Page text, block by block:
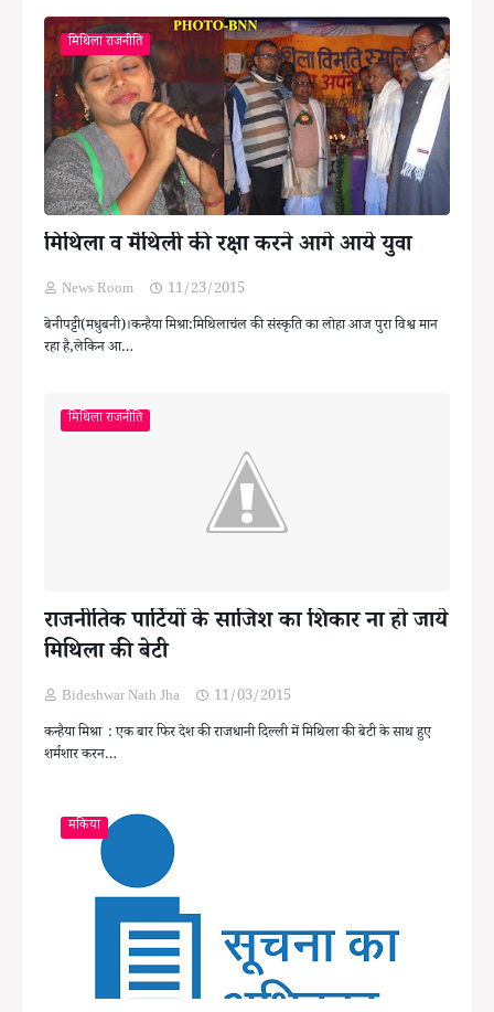
मिथिला राजनीति
मिथिला व मैथिली की रक्षा करने आगे आये युवा
News Room
11/23/2015
बेनीपट्टी(मधुबनी)।कन्हैया मिश्रा:मिथिलाचंल की संस्कृति का लोहा आज पुरा विश्व मान
रहा है,लेकिन आ…
मिथिला राजनीति
राजनीतिक पार्टियों के साजिश का शिकार ना हो जाये
मिथिला की बेटी
Bideshwar Nath Jha
11/03/2015
कन्हैया मिश्रा : एक बार फिर देश की राजधानी दिल्ली में मिथिला की बेटी के साथ हुए
शर्मशार करन…
मकिया